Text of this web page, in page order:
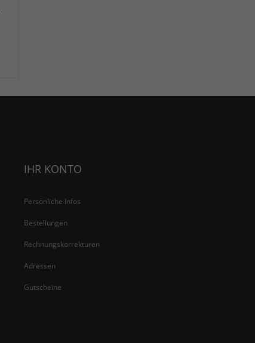
IHR KONTO
Persönliche Infos
Bestellungen
Rechnungskorrekturen
Adressen
Gutscheine